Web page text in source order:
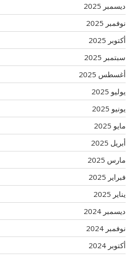
ديسمبر 2025
نوفمبر 2025
أكتوبر 2025
سبتمبر 2025
أغسطس 2025
يوليو 2025
يونيو 2025
مايو 2025
أبريل 2025
مارس 2025
فبراير 2025
يناير 2025
ديسمبر 2024
نوفمبر 2024
أكتوبر 2024